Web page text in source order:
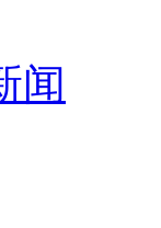
闻